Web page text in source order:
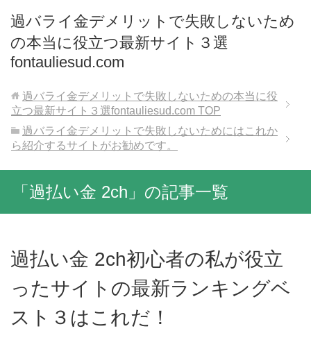
過バライ金デメリットで失敗しないため
の本当に役立つ最新サイト３選
fontauliesud.com
過バライ金デメリットで失敗しないための本当に役
立つ最新サイト３選fontauliesud.com TOP
過バライ金デメリットで失敗しないためにはこれか
ら紹介するサイトがお勧めです。
「過払い金 2ch」の記事一覧
過払い金 2ch初心者の私が役立
ったサイトの最新ランキングベ
スト３はこれだ！